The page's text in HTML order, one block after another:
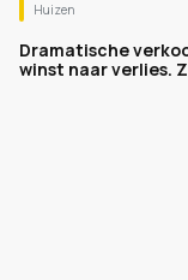
Huizen
Dramatische
winst naar verlies.